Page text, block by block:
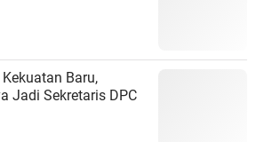
Baru,
Jadi Sekretaris DPC